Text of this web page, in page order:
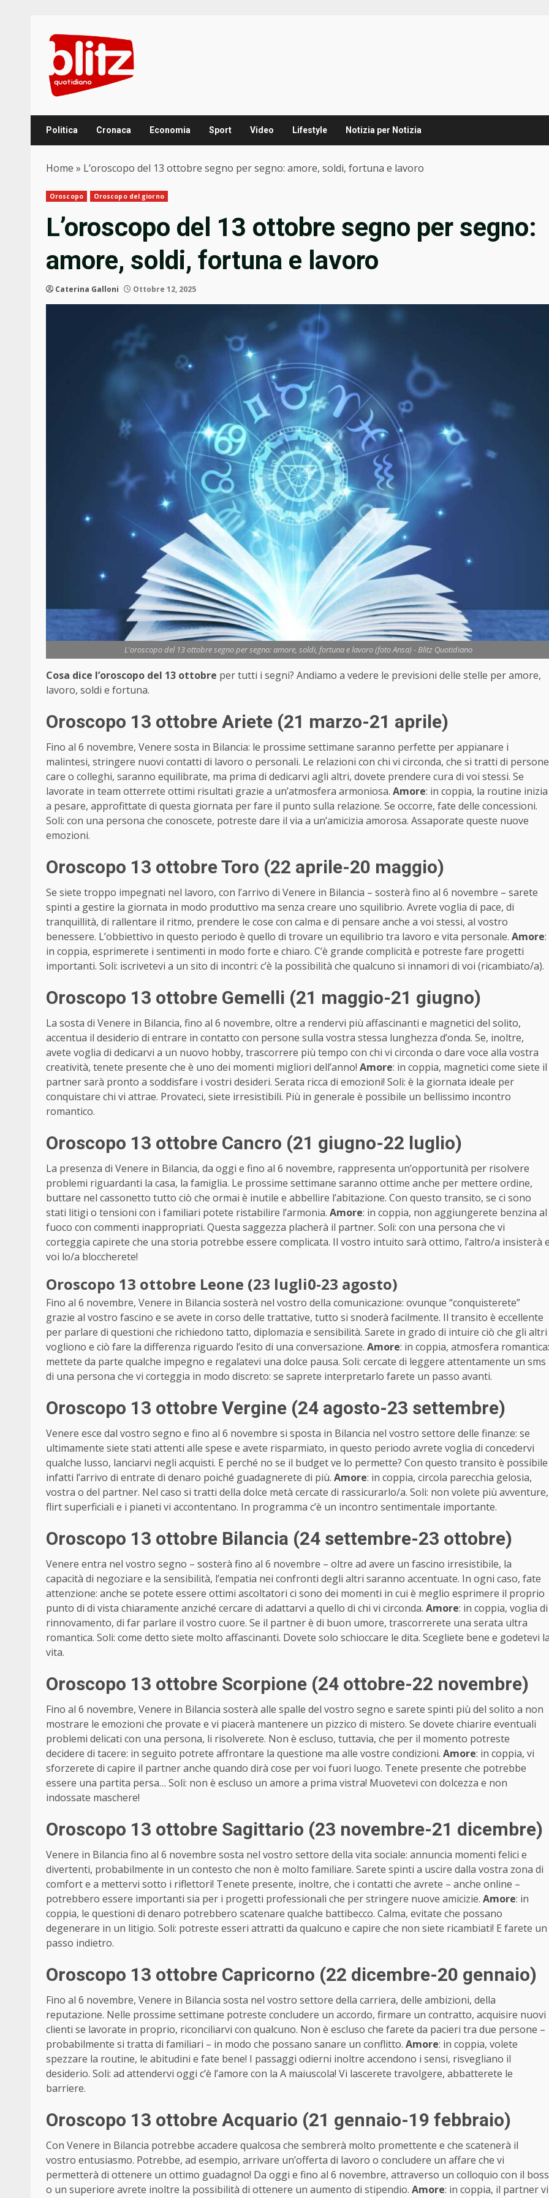
content
Politica Cronaca Economia Sport Video Lifestyle Notizia per Notizia
Home » L’oroscopo del 13 ottobre segno per segno: amore, soldi, fortuna e lavoro
Oroscopo Oroscopo del giorno
L’oroscopo del 13 ottobre segno per segno:
amore, soldi, fortuna e lavoro
Caterina Galloni Ottobre 12, 2025
L'oroscopo del 13 ottobre segno per segno: amore, soldi, fortuna e lavoro (foto Ansa) - Blitz Quotidiano
Cosa dice l’oroscopo del 13 ottobre per tutti i segni? Andiamo a vedere le previsioni delle stelle per amore,
lavoro, soldi e fortuna.
Oroscopo 13 ottobre Ariete (21 marzo-21 aprile)
Fino al 6 novembre, Venere sosta in Bilancia: le prossime settimane saranno perfette per appianare i
malintesi, stringere nuovi contatti di lavoro o personali. Le relazioni con chi vi circonda, che si tratti di persone
care o colleghi, saranno equilibrate, ma prima di dedicarvi agli altri, dovete prendere cura di voi stessi. Se
lavorate in team otterrete ottimi risultati grazie a un’atmosfera armoniosa. Amore: in coppia, la routine inizia
a pesare, approfittate di questa giornata per fare il punto sulla relazione. Se occorre, fate delle concessioni.
Soli: con una persona che conoscete, potreste dare il via a un’amicizia amorosa. Assaporate queste nuove
emozioni.
Oroscopo 13 ottobre Toro (22 aprile-20 maggio)
Se siete troppo impegnati nel lavoro, con l’arrivo di Venere in Bilancia – sosterà fino al 6 novembre – sarete
spinti a gestire la giornata in modo produttivo ma senza creare uno squilibrio. Avrete voglia di pace, di
tranquillità, di rallentare il ritmo, prendere le cose con calma e di pensare anche a voi stessi, al vostro
benessere. L’obbiettivo in questo periodo è quello di trovare un equilibrio tra lavoro e vita personale. Amore:
in coppia, esprimerete i sentimenti in modo forte e chiaro. C’è grande complicità e potreste fare progetti
importanti. Soli: iscrivetevi a un sito di incontri: c’è la possibilità che qualcuno si innamori di voi (ricambiato/a).
Oroscopo 13 ottobre Gemelli (21 maggio-21 giugno)
La sosta di Venere in Bilancia, fino al 6 novembre, oltre a rendervi più affascinanti e magnetici del solito,
accentua il desiderio di entrare in contatto con persone sulla vostra stessa lunghezza d’onda. Se, inoltre,
avete voglia di dedicarvi a un nuovo hobby, trascorrere più tempo con chi vi circonda o dare voce alla vostra
creatività, tenete presente che è uno dei momenti migliori dell’anno! Amore: in coppia, magnetici come siete il
partner sarà pronto a soddisfare i vostri desideri. Serata ricca di emozioni! Soli: è la giornata ideale per
conquistare chi vi attrae. Provateci, siete irresistibili. Più in generale è possibile un bellissimo incontro
romantico.
Oroscopo 13 ottobre Cancro (21 giugno-22 luglio)
La presenza di Venere in Bilancia, da oggi e fino al 6 novembre, rappresenta un’opportunità per risolvere
problemi riguardanti la casa, la famiglia. Le prossime settimane saranno ottime anche per mettere ordine,
buttare nel cassonetto tutto ciò che ormai è inutile e abbellire l’abitazione. Con questo transito, se ci sono
stati litigi o tensioni con i familiari potete ristabilire l’armonia. Amore: in coppia, non aggiungerete benzina al
fuoco con commenti inappropriati. Questa saggezza placherà il partner. Soli: con una persona che vi
corteggia capirete che una storia potrebbe essere complicata. Il vostro intuito sarà ottimo, l’altro/a insisterà
voi lo/a bloccherete!
Oroscopo 13 ottobre Leone (23 lugli0-23 agosto)
Fino al 6 novembre, Venere in Bilancia sosterà nel vostro della comunicazione: ovunque “conquisterete”
grazie al vostro fascino e se avete in corso delle trattative, tutto si snoderà facilmente. Il transito è eccellente
per parlare di questioni che richiedono tatto, diplomazia e sensibilità. Sarete in grado di intuire ciò che gli altri
vogliono e ciò fare la differenza riguardo l’esito di una conversazione. Amore: in coppia, atmosfera romantica:
mettete da parte qualche impegno e regalatevi una dolce pausa. Soli: cercate di leggere attentamente un sms
di una persona che vi corteggia in modo discreto: se saprete interpretarlo farete un passo avanti.
Oroscopo 13 ottobre Vergine (24 agosto-23 settembre)
Venere esce dal vostro segno e fino al 6 novembre si sposta in Bilancia nel vostro settore delle finanze: se
ultimamente siete stati attenti alle spese e avete risparmiato, in questo periodo avrete voglia di concedervi
qualche lusso, lanciarvi negli acquisti. E perché no se il budget ve lo permette? Con questo transito è possibile
infatti l’arrivo di entrate di denaro poiché guadagnerete di più. Amore: in coppia, circola parecchia gelosia,
vostra o del partner. Nel caso si tratti della dolce metà cercate di rassicurarlo/a. Soli: non volete più avventure,
flirt superficiali e i pianeti vi accontentano. In programma c’è un incontro sentimentale importante.
Oroscopo 13 ottobre Bilancia (24 settembre-23 ottobre)
Venere entra nel vostro segno – sosterà fino al 6 novembre – oltre ad avere un fascino irresistibile, la
capacità di negoziare e la sensibilità, l’empatia nei confronti degli altri saranno accentuate. In ogni caso, fate
attenzione: anche se potete essere ottimi ascoltatori ci sono dei momenti in cui è meglio esprimere il proprio
punto di di vista chiaramente anziché cercare di adattarvi a quello di chi vi circonda. Amore: in coppia, voglia di
rinnovamento, di far parlare il vostro cuore. Se il partner è di buon umore, trascorrerete una serata ultra
romantica. Soli: come detto siete molto affascinanti. Dovete solo schioccare le dita. Scegliete bene e godetevi
vita.
Oroscopo 13 ottobre Scorpione (24 ottobre-22 novembre)
Fino al 6 novembre, Venere in Bilancia sosterà alle spalle del vostro segno e sarete spinti più del solito a non
mostrare le emozioni che provate e vi piacerà mantenere un pizzico di mistero. Se dovete chiarire eventuali
problemi delicati con una persona, li risolverete. Non è escluso, tuttavia, che per il momento potreste
decidere di tacere: in seguito potrete affrontare la questione ma alle vostre condizioni. Amore: in coppia, vi
sforzerete di capire il partner anche quando dirà cose per voi fuori luogo. Tenete presente che potrebbe
essere una partita persa… Soli: non è escluso un amore a prima vistra! Muovetevi con dolcezza e non
indossate maschere!
Oroscopo 13 ottobre Sagittario (23 novembre-21 dicembre)
Venere in Bilancia fino al 6 novembre sosta nel vostro settore della vita sociale: annuncia momenti felici e
divertenti, probabilmente in un contesto che non è molto familiare. Sarete spinti a uscire dalla vostra zona di
comfort e a mettervi sotto i riflettori! Tenete presente, inoltre, che i contatti che avrete – anche online –
potrebbero essere importanti sia per i progetti professionali che per stringere nuove amicizie. Amore: in
coppia, le questioni di denaro potrebbero scatenare qualche battibecco. Calma, evitate che possano
degenerare in un litigio. Soli: potreste esseri attratti da qualcuno e capire che non siete ricambiati! E farete un
passo indietro.
Oroscopo 13 ottobre Capricorno (22 dicembre-20 gennaio)
Fino al 6 novembre, Venere in Bilancia sosta nel vostro settore della carriera, delle ambizioni, della
reputazione. Nelle prossime settimane potreste concludere un accordo, firmare un contratto, acquisire nuovi
clienti se lavorate in proprio, riconciliarvi con qualcuno. Non è escluso che farete da pacieri tra due persone –
probabilmente si tratta di familiari – in modo che possano sanare un conflitto. Amore: in coppia, volete
spezzare la routine, le abitudini e fate bene! I passaggi odierni inoltre accendono i sensi, risvegliano il
desiderio. Soli: ad attendervi oggi c’è l’amore con la A maiuscola! Vi lascerete travolgere, abbatterete le
barriere.
Oroscopo 13 ottobre Acquario (21 gennaio-19 febbraio)
Con Venere in Bilancia potrebbe accadere qualcosa che sembrerà molto promettente e che scatenerà il
vostro entusiasmo. Potrebbe, ad esempio, arrivare un’offerta di lavoro o concludere un affare che vi
permetterà di ottenere un ottimo guadagno! Da oggi e fino al 6 novembre, attraverso un colloquio con il boss
o un superiore avrete inoltre la possibilità di ottenere un aumento di stipendio. Amore: in coppia, il partner vi